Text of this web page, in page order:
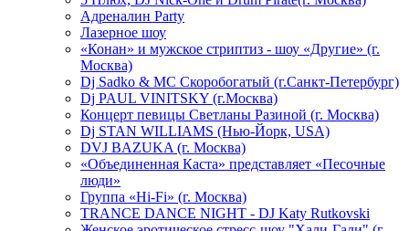
Адреналин Party
Лазерное шоу
«Конан» и мужское стриптиз - шоу «Другие» (г.
Москва)
Dj Sadko & МС Скоробогатый (г.Санкт-Петербург)
Dj PAUL VINITSKY (г.Москва)
Концерт певицы Светланы Разиной (г. Москва)
Dj STAN WILLIAMS (Нью-Йорк, USA)
DVJ BAZUKA (г. Москва)
«Объединенная Каста» представляет «Песочные
люди»
Группа «Hi-Fi» (г. Москва)
TRANCE DANCE NIGHT - DJ Katy Rutkovski